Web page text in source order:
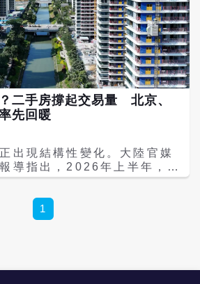
二手房撐起交易量 北京、
先回暖
出現結構性變化。大陸官媒
導指出，2026年上半年，在
市政策、地方政府因城施策
」三大特徵，其中二手房市
於新房，部分核心城市率先
1